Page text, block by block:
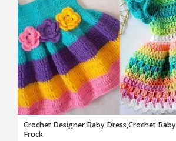
Crochet Designer Baby Dress,Crochet
Frock